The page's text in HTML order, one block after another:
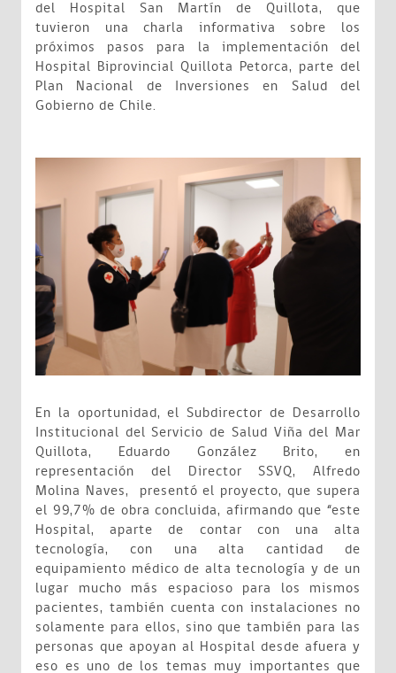
del Hospital San Martín de Quillota, que
tuvieron una charla informativa sobre los
próximos pasos para la implementación del
Hospital Biprovincial Quillota Petorca, parte del
Plan Nacional de Inversiones en Salud del
Gobierno de Chile.
En la oportunidad, el Subdirector de Desarrollo
Institucional del Servicio de Salud Viña del Mar
Quillota, Eduardo González Brito, en
representación del Director SSVQ, Alfredo
Molina Naves, presentó el proyecto, que supera
el 99,7% de obra concluida, afirmando que “este
Hospital, aparte de contar con una alta
tecnología, con una alta cantidad de
equipamiento médico de alta tecnología y de un
lugar mucho más espacioso para los mismos
pacientes, también cuenta con instalaciones no
solamente para ellos, sino que también para las
personas que apoyan al Hospital desde afuera y
eso es uno de los temas muy importantes que